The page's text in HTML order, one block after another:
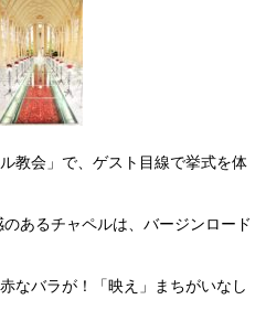
教会」で、ゲスト目線で挙式を体
あるチャペルは、バージンロード
なバラが！「映え」まちがいなし